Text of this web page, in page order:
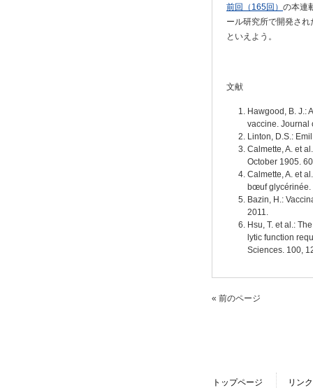
前回（165回） の本連
ール研究所で開発さ
といえよう。
文献
Hawgood, B. J.:
vaccine. Journal
Linton, D.S.:
Calmette, A. et
October 1905.
Calmette, A. et
bœuf glycérinée.
Bazin, H.:
2011.
Hsu, T. et al.:
lytic function
Sciences. 100,
« 前のページ
トップページ リンク